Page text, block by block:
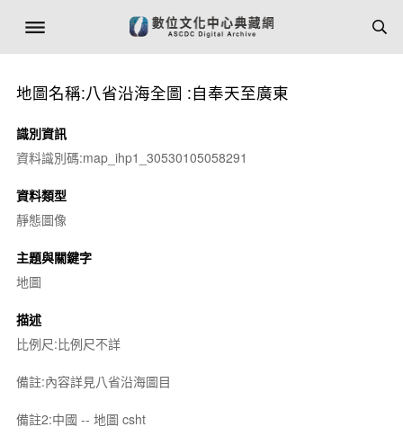
地圖名稱:八省沿海全圖 :自奉天至廣東
識別資訊
資料識別碼:map_ihp1_30530105058291
資料類型
靜態圖像
主題與關鍵字
地圖
描述
比例尺:比例尺不詳
備註:內容詳見八省沿海圖目
備註2:中國 -- 地圖 csht